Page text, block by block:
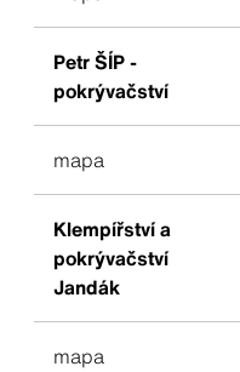
Petr ŠÍP -
pokrývačství
mapa
Klempířství a
pokrývačství
Jandák
mapa